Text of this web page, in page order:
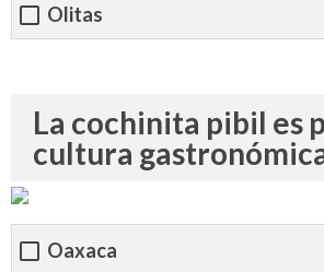
Olitas
La cochinita pibil es
cultura
Oaxaca